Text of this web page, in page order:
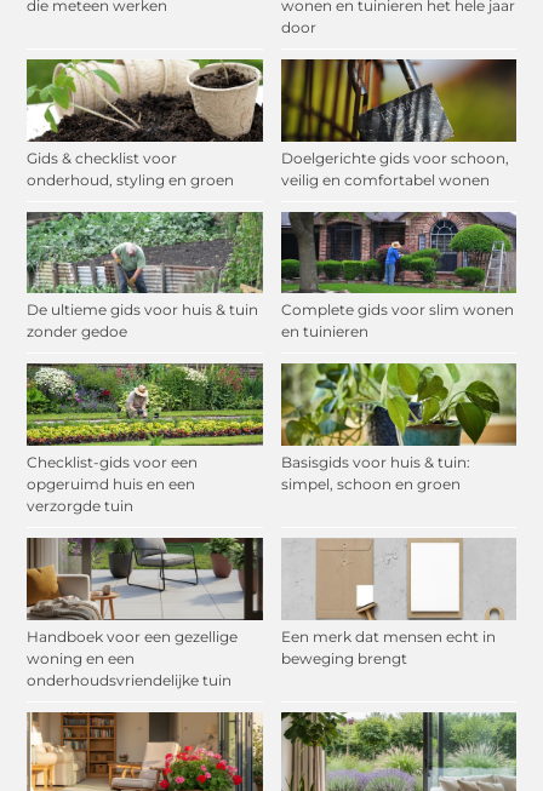
die meteen werken
wonen en tuinieren het hele jaar
door
Gids & checklist voor
onderhoud, styling en groen
Doelgerichte gids voor schoon,
veilig en comfortabel wonen
De ultieme gids voor huis & tuin
zonder gedoe
Complete gids voor slim wonen
en tuinieren
Checklist-gids voor een
opgeruimd huis en een
verzorgde tuin
Basisgids voor huis & tuin:
simpel, schoon en groen
Handboek voor een gezellige
woning en een
onderhoudsvriendelijke tuin
Een merk dat mensen echt in
beweging brengt